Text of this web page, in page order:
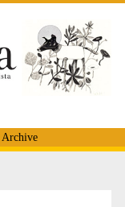
Archive